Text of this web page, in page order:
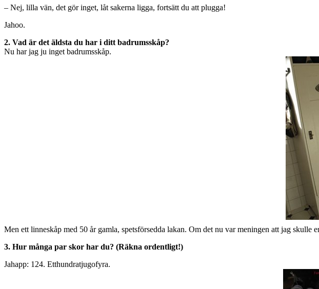
– Nej, lilla vän, det gör inget, låt sakerna ligga, fortsätt du att plugga!
Jahoo.
2. Vad är det äldsta du har i ditt badrumsskåp?
Nu har jag ju inget badrumsskåp.
Men ett linneskåp med 50 år gamla, spetsförsedda lakan. Om det nu var meningen att jag
3. Hur många par skor har du? (Räkna ordentligt!)
Jahapp: 124. Etthundratjugofyra.